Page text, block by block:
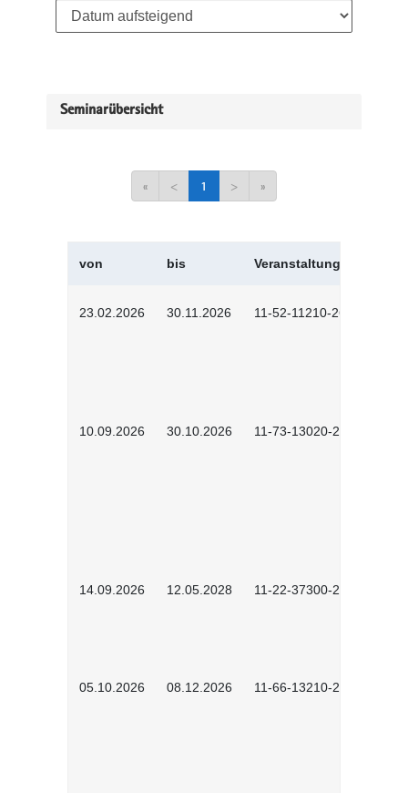
Seminarübersicht
« < 1 > »
von bis Veranstaltungskürzel
23.02.2026 30.11.2026 11-52-11210-2602
10.09.2026 30.10.2026 11-73-13020-2601
14.09.2026 12.05.2028 11-22-37300-2604
05.10.2026 08.12.2026 11-66-13210-2602